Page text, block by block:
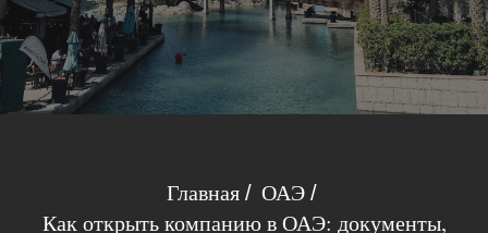
Главная / ОАЭ /
Как открыть компанию в ОАЭ: документы,